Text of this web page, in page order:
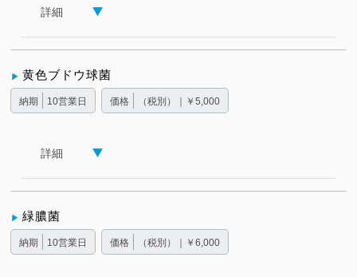
詳細
黄色ブドウ球菌
納期 10営業日 価格 （税別）｜￥5,000
詳細
緑膿菌
納期 10営業日 価格 （税別）｜￥6,000